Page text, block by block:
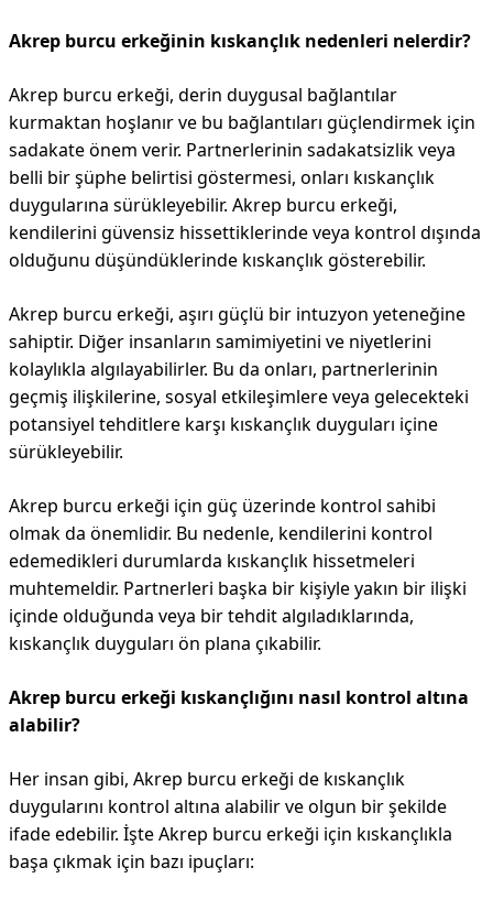
Akrep burcu erkeğinin kıskançlık nedenleri nelerdir?
Akrep burcu erkeği, derin duygusal bağlantılar
kurmaktan hoşlanır ve bu bağlantıları güçlendirmek için
sadakate önem verir. Partnerlerinin sadakatsizlik veya
belli bir şüphe belirtisi göstermesi, onları kıskançlık
duygularına sürükleyebilir. Akrep burcu erkeği,
kendilerini güvensiz hissettiklerinde veya kontrol dışında
olduğunu düşündüklerinde kıskançlık gösterebilir.
Akrep burcu erkeği, aşırı güçlü bir intuzyon yeteneğine
sahiptir. Diğer insanların samimiyetini ve niyetlerini
kolaylıkla algılayabilirler. Bu da onları, partnerlerinin
geçmiş ilişkilerine, sosyal etkileşimlere veya gelecekteki
potansiyel tehditlere karşı kıskançlık duyguları içine
sürükleyebilir.
Akrep burcu erkeği için güç üzerinde kontrol sahibi
olmak da önemlidir. Bu nedenle, kendilerini kontrol
edemedikleri durumlarda kıskançlık hissetmeleri
muhtemeldir. Partnerleri başka bir kişiyle yakın bir ilişki
içinde olduğunda veya bir tehdit algıladıklarında,
kıskançlık duyguları ön plana çıkabilir.
Akrep burcu erkeği kıskançlığını nasıl kontrol altına
alabilir?
Her insan gibi, Akrep burcu erkeği de kıskançlık
duygularını kontrol altına alabilir ve olgun bir şekilde
ifade edebilir. İşte Akrep burcu erkeği için kıskançlıkla
başa çıkmak için bazı ipuçları: